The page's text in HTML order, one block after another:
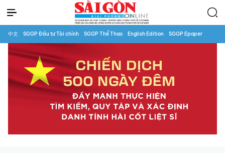
中文 SGGP Đầu tư Tài chính SGGP Thể Thao English Edition SGGP Epaper